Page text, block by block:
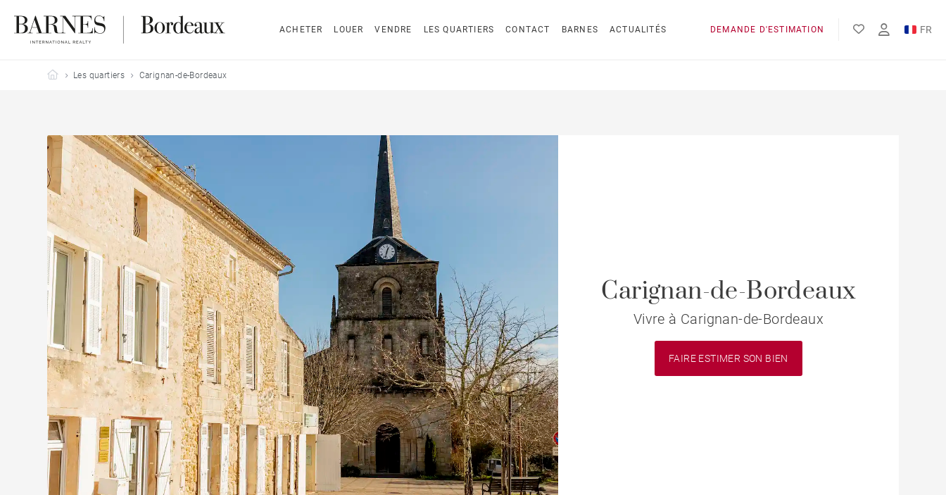
ACHETER LOUER VENDRE LES QUARTIERS CONTACT BARNES ACTUALITÉS DEMANDE D'ESTIMATION
FR
Barnes Bordeaux
Les quartiers Carignan-de-Bordeaux
Carignan-de-Bordeaux
Vivre à Carignan-de-Bordeaux
FAIRE ESTIMER SON BIEN